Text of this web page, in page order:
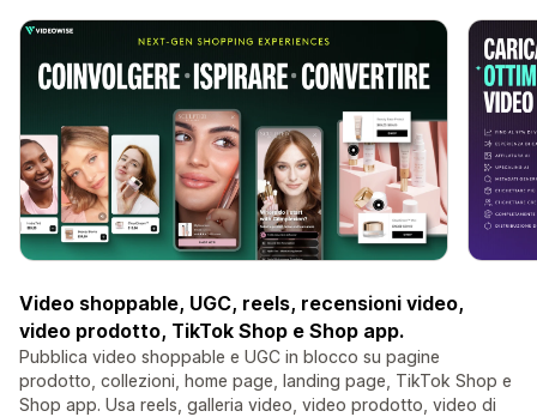
Video shoppable, UGC, reels, recensioni video,
video prodotto, TikTok Shop e Shop app.
Pubblica video shoppable e UGC in blocco su pagine
prodotto, collezioni, home page, landing page, TikTok Shop e
Shop app. Usa reels, galleria video, video prodotto, video di